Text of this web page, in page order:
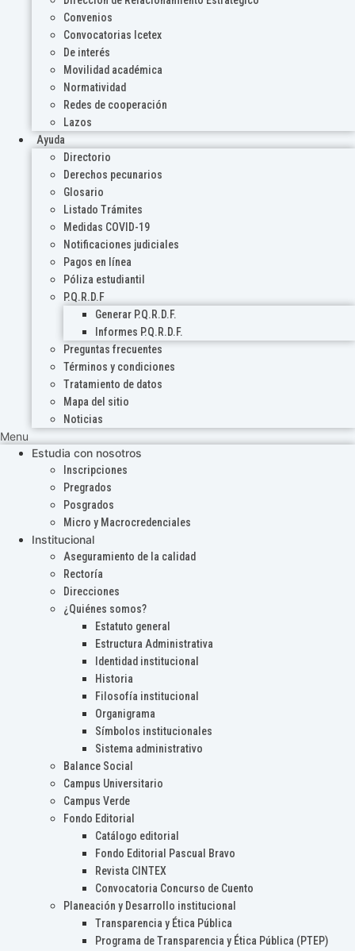
Convenios
Convocatorias Icetex
De interés
Movilidad académica
Normatividad
Redes de cooperación
Lazos
Ayuda
Directorio
Derechos pecunarios
Glosario
Listado Trámites
Medidas COVID-19
Notificaciones judiciales
Pagos en línea
Póliza estudiantil
P.Q.R.D.F
Generar P.Q.R.D.F.
Informes P.Q.R.D.F.
Preguntas frecuentes
Términos y condiciones
Tratamiento de datos
Mapa del sitio
Noticias
Menu
Estudia con nosotros
Inscripciones
Pregrados
Posgrados
Micro y Macrocredenciales
Institucional
Aseguramiento de la calidad
Rectoría
Direcciones
¿Quiénes somos?
Estatuto general
Estructura Administrativa
Identidad institucional
Historia
Filosofía institucional
Organigrama
Símbolos institucionales
Sistema administrativo
Balance Social
Campus Universitario
Campus Verde
Fondo Editorial
Catálogo editorial
Fondo Editorial Pascual Bravo
Revista CINTEX
Convocatoria Concurso de Cuento
Planeación y Desarrollo institucional
Transparencia y Ética Pública
Programa de Transparencia y Ética Pública (PTEP)